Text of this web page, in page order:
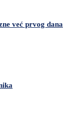
već prvog dana